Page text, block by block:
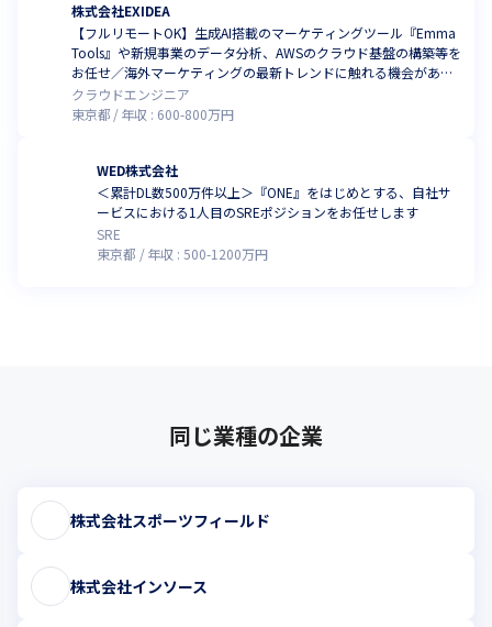
株式会社EXIDEA
【フルリモートOK】生成AI搭載のマーケティングツール『Emma
Tools』や新規事業のデータ分析、AWSのクラウド基盤の構築等を
お任せ／海外マーケティングの最新トレンドに触れる機会があり
ます！
クラウドエンジニア
東京都
年収 : 600-800万円
WED株式会社
＜累計DL数500万件以上＞『ONE』をはじめとする、自社サ
ービスにおける1人目のSREポジションをお任せします
SRE
東京都
年収 :500-1200万円
同じ業種の企業
株式会社スポーツフィールド
株式会社インソース